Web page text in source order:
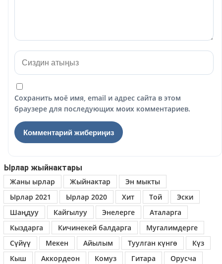
Сохранить моё имя, email и адрес сайта в этом
браузере для последующих моих комментариев.
Ырлар жыйнактары
Жаны ырлар
Жыйнактар
Эн мыкты
Ырлар 2021
Ырлар 2020 Хит Той
Эски
Шаңдуу
Кайгылуу Энелерге
Аталарга
Кыздарга
Кичинекей балдарга
Мугалимдерге
Сүйүү
Мекен Айылым Туулган күнгө
Күз
Кыш
Аккордеон Комуз Гитара Орусча